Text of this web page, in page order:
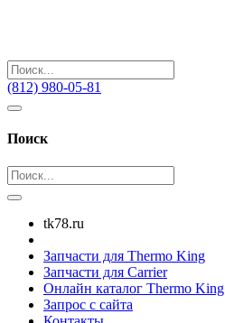
(812) 980-05-81
Поиск
tk78.ru
Запчасти для Thermo King
Запчасти для Carrier
Онлайн каталог Thermo King
Запрос с сайта